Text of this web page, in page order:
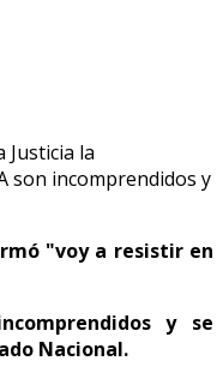
"voy a resistir en
y se
Nacional.